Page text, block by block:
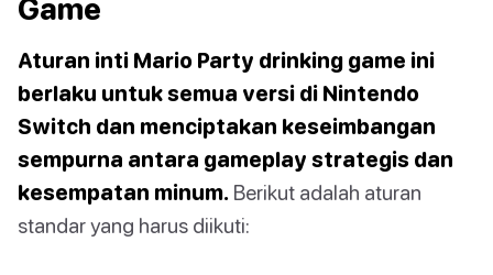
Game
Aturan inti Mario Party drinking game ini
berlaku untuk semua versi di Nintendo
Switch dan menciptakan keseimbangan
sempurna antara gameplay strategis dan
kesempatan minum. Berikut adalah aturan
standar yang harus diikuti: